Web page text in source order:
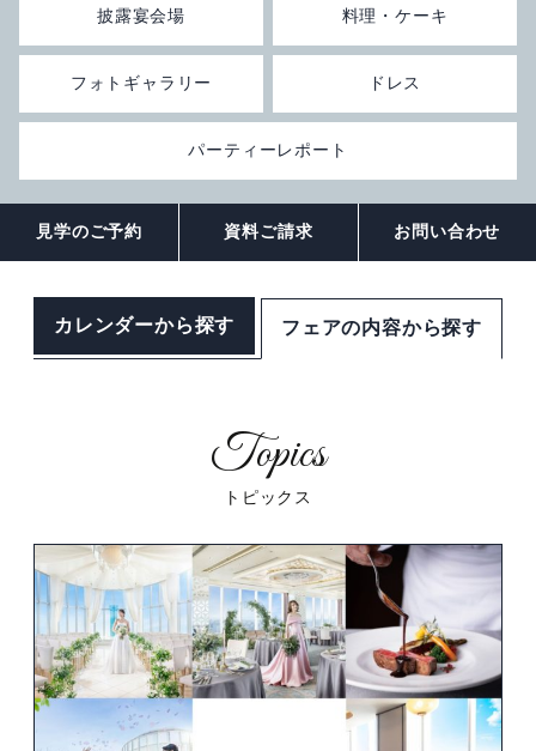
ANA会員プラン
観光グルメ
ファミリープラン
電話予約プラン
ゴルフプラン
観光のご案内
ルームサービス
宿泊約款・利用規約
顔合わせ・結納
記念日プラン
朝食のご案内
おすすめプラン
お別れの会
宴会プランのご紹介
テーブルマナープラン
同窓会プラン
岡山城プラン
宴会場概要・利用規約
086-898-2262
営業時間 9:00 ～ 18:00
ドレス
フォトギャラリー
パーティーレポート
挙式会場
京山 -kyoyama-
ウルバーノ -Urbano-
Wedding公式Instagram
披露宴会場 料理・ケーキ
フォトギャラリー ドレス
パーティーレポート
見学のご予約 資料ご請求 お問い合わせ
カレンダーから探す フェアの内容から探す
トピックス